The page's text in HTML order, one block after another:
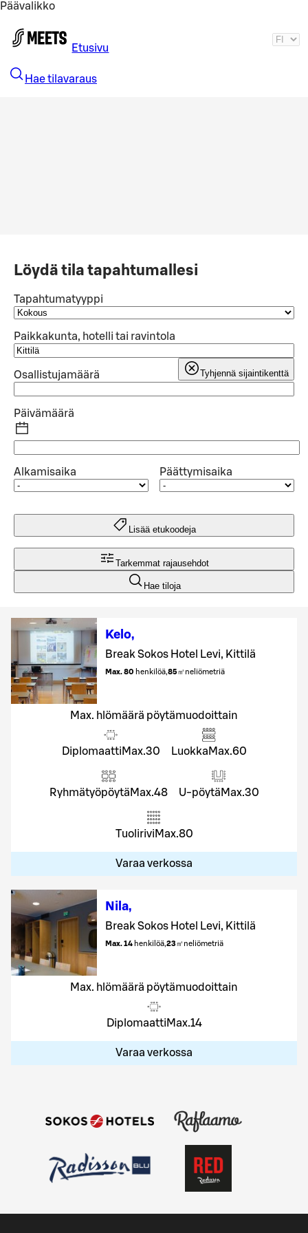
Päävalikko
Etusivu
Hae tilavaraus
Löydä tila tapahtumallesi
Tapahtumatyyppi
Paikkakunta, hotelli tai ravintola
Tyhjennä sijaintikenttä
Osallistujamäärä
Päivämäärä
Alkamisaika Päättymisaika
Lisää etukoodeja
Tarkemmat rajausehdot
Hae tiloja
Kelo,
Break Sokos Hotel Levi, Kittilä
Max. 80 henkilöä,85㎡ neliömetriä
Max. hlömäärä pöytämuodoittain
Diplomaatti Max.30 Luokka Max.60
Ryhmätyöpöytä Max.48 U-pöytä Max.30
Tuolirivi Max.80
Varaa verkossa
Nila,
Break Sokos Hotel Levi, Kittilä
Max. 14 henkilöä,23㎡ neliömetriä
Max. hlömäärä pöytämuodoittain
Diplomaatti Max.14
Varaa verkossa